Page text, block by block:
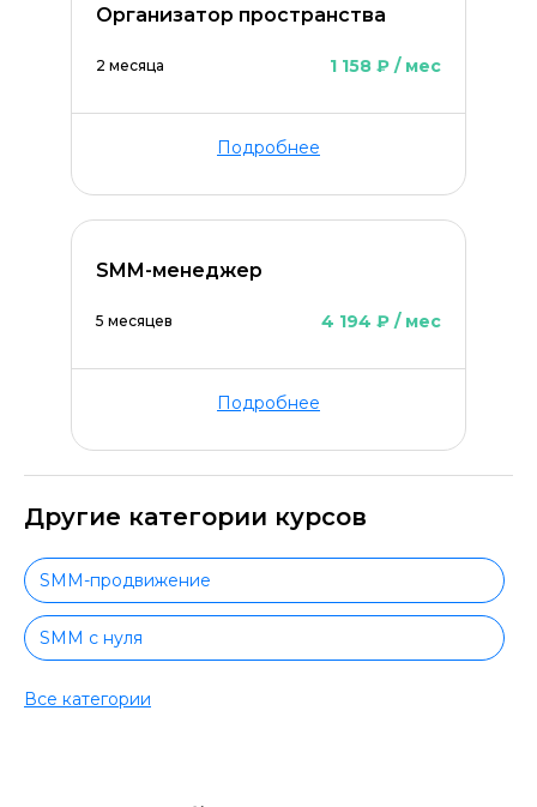
Организатор пространства
2 месяца 1 158 ₽ / мес
Подробнее
SMM-менеджер
5 месяцев 4 194 ₽ / мес
Подробнее
Другие категории курсов
SMM-продвижение
SMM с нуля
SMM с сертификатом
Все категории